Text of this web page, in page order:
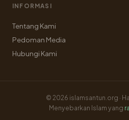
INFORMASI
Tentang Kami
Pedoman Media
Hubungi Kami
© 2026 islamsantun.org ·
Menyebarkan Islam yang